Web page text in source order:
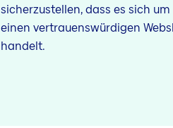
sicherzustellen, dass es sich um
einen vertrauenswürdigen
handelt.